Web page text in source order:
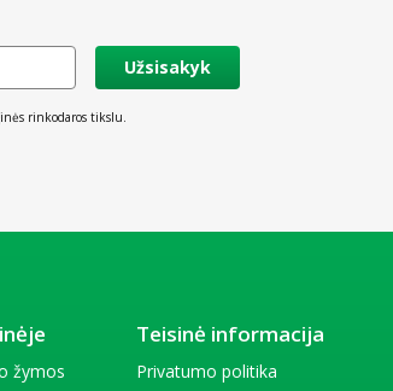
Užsisakyk
rinkodaros tikslu.
žymos
Teisinė informacija
Privatumo politika